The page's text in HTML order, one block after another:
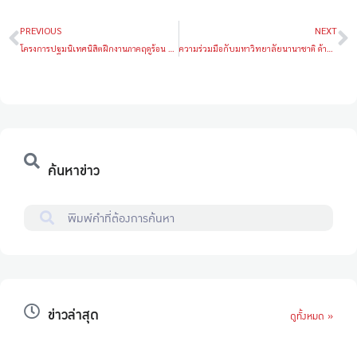
PREVIOUS NEXT
ค้นหาข่าว
ข่าวล่าสุด ดูทั้งหมด »